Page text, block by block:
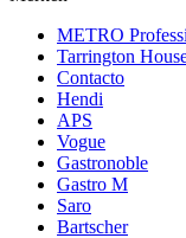
METRO
Tarrington
Contacto
Hendi
APS
Vogue
Gastronoble
Gastro M
Saro
Bartscher